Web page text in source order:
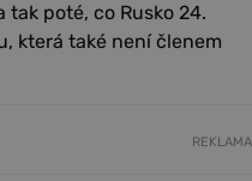
poté, co Rusko 24.
která také není členem
REKLAMA